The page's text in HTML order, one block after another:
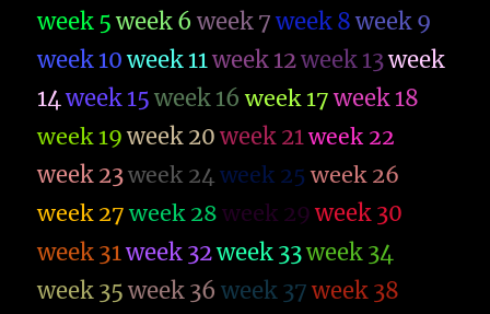
week 5 week 6 week 7 week 8 week 9
week 10 week 11week 12week 13week
14week 15 week 16 week 17 week 18
week 19 week 20 week 21week 22
week 23week 24 week 25 week 26
week 27 week 28 week 29 week 30
week 31week 32week 33week 34
week 35 week 36 week 37 week 38